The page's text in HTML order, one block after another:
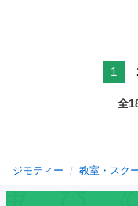
1
全
ジモティー 教室・スク